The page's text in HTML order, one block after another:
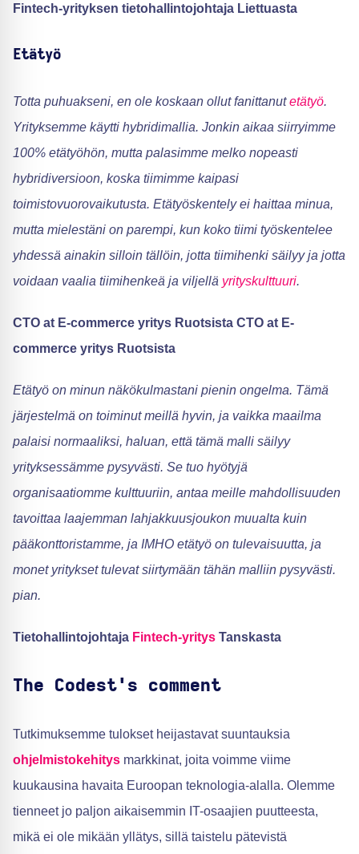
Fintech-yrityksen tietohallintojohtaja Liettuasta
Etätyö
Totta puhuakseni, en ole koskaan ollut fanittanutetätyö.
Yrityksemme käytti hybridimallia. Jonkin aikaa siirryimme
100% etätyöhön, mutta palasimme melko nopeasti
hybridiversioon, koska tiimimme kaipasi
toimistovuorovaikutusta. Etätyöskentely ei haittaa minua,
mutta mielestäni on parempi, kun koko tiimi työskentelee
yhdessä ainakin silloin tällöin, jotta tiimihenki säilyy ja jotta
voidaan vaalia tiimihenkeä ja viljellä yrityskulttuuri.
CTO at E-commerce yritys Ruotsista CTO at E-
commerce yritys Ruotsista
Etätyö on minun näkökulmastani pienin ongelma. Tämä
järjestelmä on toiminut meillä hyvin, ja vaikka maailma
palaisi normaaliksi, haluan, että tämä malli säilyy
yrityksessämme pysyvästi. Se tuo hyötyjä
organisaatiomme kulttuuriin, antaa meille mahdollisuuden
tavoittaa laajemman lahjakkuusjoukon muualta kuin
pääkonttoristamme, ja IMHO etätyö on tulevaisuutta, ja
monet yritykset tulevat siirtymään tähän malliin pysyvästi.
pian.
Tietohallintojohtaja Fintech-yritys Tanskasta
The Codest's comment
Tutkimuksemme tulokset heijastavat suuntauksia
ohjelmistokehitys markkinat, joita voimme viime
kuukausina havaita Euroopan teknologia-alalla. Olemme
tienneet jo paljon aikaisemmin IT-osaajien puutteesta,
mikä ei ole mikään yllätys, sillä taistelu pätevistä